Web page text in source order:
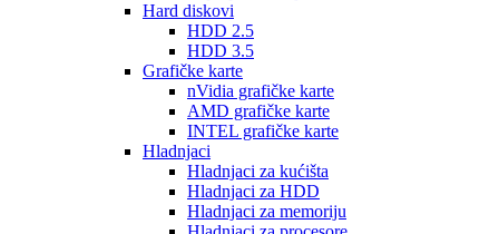
Hard diskovi
HDD 2.5
HDD 3.5
Grafičke karte
nVidia grafičke karte
AMD grafičke karte
INTEL grafičke karte
Hladnjaci
Hladnjaci za kućišta
Hladnjaci za HDD
Hladnjaci za memoriju